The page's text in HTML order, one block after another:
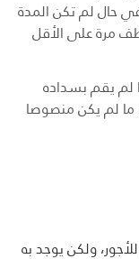
حال لم تكن المدة
مرة على الأقل
لم يقم بسداده
ما لم يكن منصوصا
ولكن يوجد به